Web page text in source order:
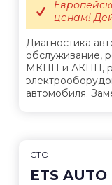
Диагностика
обслуживание,
МКПП и АКПП,
автомобиля.
ценам!
СТО
ETS AUTO